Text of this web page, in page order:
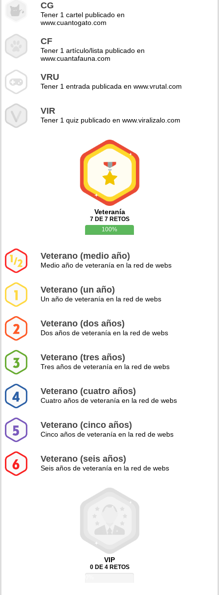
CG
Tener 1 cartel publicado en
www.cuantogato.com
CF
Tener 1 artículo/lista publicado en
www.cuantafauna.com
VRU
Tener 1 entrada publicada en www.vrutal.com
VIR
Tener 1 quiz publicado en www.viralizalo.com
Veteranía
7 DE 7 RETOS
100%
Veterano (medio año)
Medio año de veteranía en la red de webs
Veterano (un año)
Un año de veteranía en la red de webs
Veterano (dos años)
Dos años de veteranía en la red de webs
Veterano (tres años)
Tres años de veteranía en la red de webs
Veterano (cuatro años)
Cuatro años de veteranía en la red de webs
Veterano (cinco años)
Cinco años de veteranía en la red de webs
Veterano (seis años)
Seis años de veteranía en la red de webs
VIP
0 DE 4 RETOS